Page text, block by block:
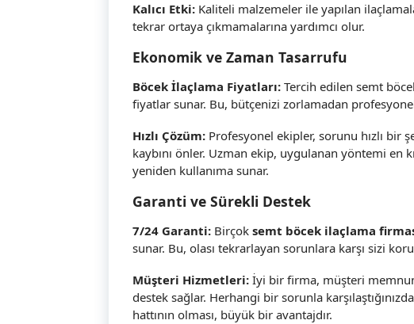
Kalıcı Etki: Kaliteli malzemeler ile yapılan
tekrar ortaya çıkmamalarına yardımcı olur.
Ekonomik ve Zaman Tasarrufu
Böcek İlaçlama Fiyatları: Tercih edilen semt
fiyatlar sunar. Bu, bütçenizi zorlamadan
Hızlı Çözüm: Profesyonel ekipler, sorunu hızlı bir
kaybını önler. Uzman ekip, uygulanan yöntemi en
yeniden kullanıma sunar.
Garanti ve Sürekli Destek
7/24 Garanti: Birçok semt böcek ilaçlama
sunar. Bu, olası tekrarlayan sorunlara karşı sizi
Müşteri Hizmetleri: İyi bir firma, müşteri
destek sağlar. Herhangi bir sorunla
hattının olması, büyük bir avantajdır.